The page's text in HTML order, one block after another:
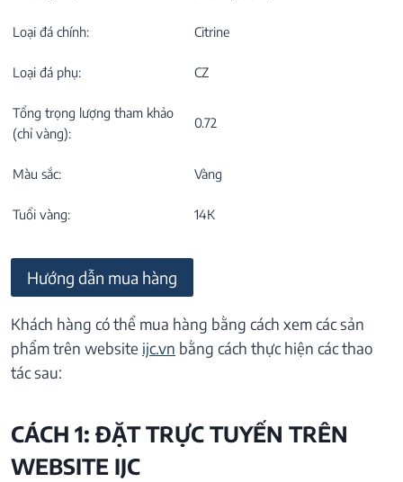
Loại đá chính: Citrine
Loại đá phụ: CZ
Tổng trọng lượng tham khảo
(chỉ vàng):
0.72
Màu sắc: Vàng
Tuổi vàng: 14K
Hướng dẫn mua hàng
Khách hàng có thể mua hàng bằng cách xem các sản
phẩm trên website ijc.vn bằng cách thực hiện các thao
tác sau:
CÁCH 1: ĐẶT TRỰC TUYẾN TRÊN
WEBSITE IJC